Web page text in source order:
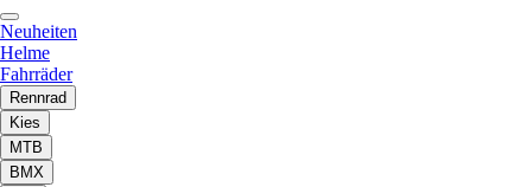
Neuheiten
Helme
Fahrräder
Rennrad
Kies
MTB
BMX